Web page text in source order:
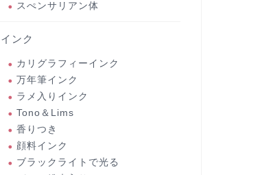
スぺンサリアン体
インク
カリグラフィーインク
万年筆インク
ラメ入りインク
Tono＆Lims
香りつき
顔料インク
ブラックライトで光る